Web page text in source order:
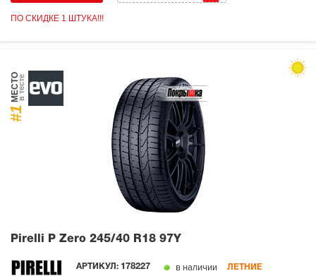
ПО СКИДКЕ 1 ШТУКА!!!
#1
МЕСТОв тесте
Pirelli P Zero 245/40 R18 97Y
АРТИКУЛ: 178227 в наличии ЛЕТНИЕ